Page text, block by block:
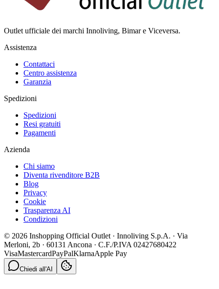
Outlet ufficiale dei marchi Innoliving, Bimar e Viceversa.
Assistenza
Contattaci
Centro assistenza
Garanzia
Spedizioni
Spedizioni
Resi gratuiti
Pagamenti
Azienda
Chi siamo
Diventa rivenditore B2B
Blog
Privacy
Cookie
Trasparenza AI
Condizioni
© 2026 Inshopping Official Outlet · Innoliving S.p.A. · Via
Merloni, 2b · 60131 Ancona · C.F./P.IVA 02427680422
VisaMastercardPayPalKlarnaApple Pay
Chiedi all'AI